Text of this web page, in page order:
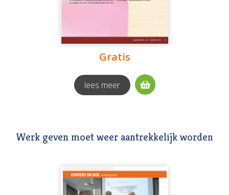
Gratis
lees meer
Werk geven moet weer aantrekkelijk worden